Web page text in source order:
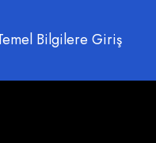
Bilgilere Giriş